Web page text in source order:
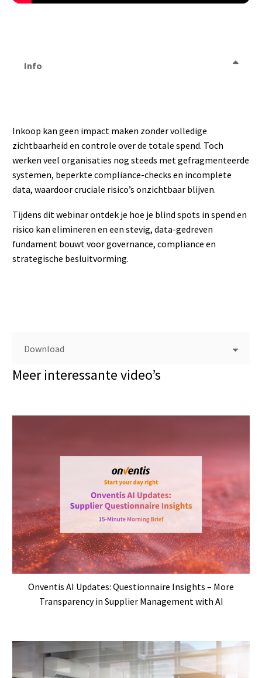
Info
Inkoop kan geen impact maken zonder volledige
zichtbaarheid en controle over de totale spend. Toch
werken veel organisaties nog steeds met gefragmenteerde
systemen, beperkte compliance-checks en incomplete
data, waardoor cruciale risico’s onzichtbaar blijven.
Tijdens dit webinar ontdek je hoe je blind spots in spend en
risico kan elimineren en een stevig, data-gedreven
fundament bouwt voor governance, compliance en
strategische besluitvorming.
Download
Meer interessante video’s
Onventis AI Updates: Questionnaire Insights – More
Transparency in Supplier Management with AI